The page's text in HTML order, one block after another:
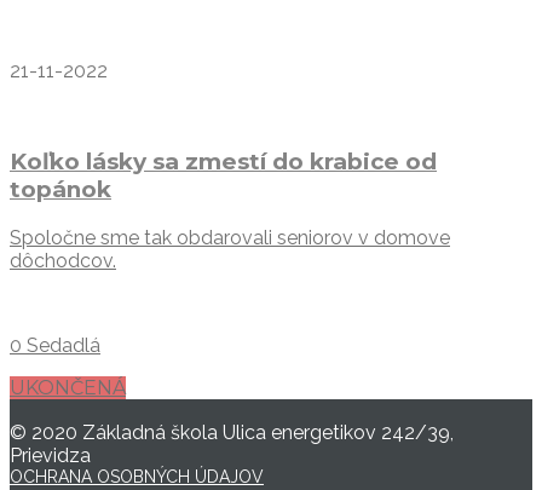
21-11-2022
Koľko lásky sa zmestí do krabice od
topánok
Spoločne sme tak obdarovali seniorov v domove
dôchodcov.
0 Sedadlá
UKONČENÁ
© 2020 Základná škola Ulica energetikov 242/39,
Prievidza
OCHRANA OSOBNÝCH ÚDAJOV